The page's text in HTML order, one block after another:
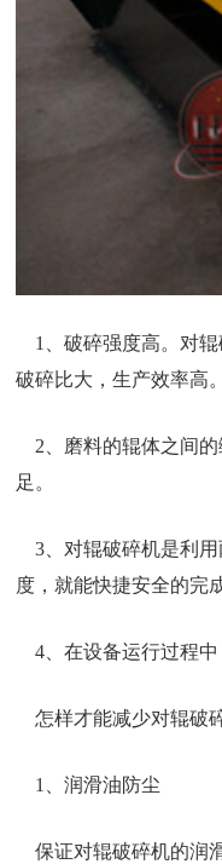
1、破碎强度高。对辊
破碎比大，生产效率高。
2、磨料的辊体之间的
足。
3、对辊破碎机是利用
度，就能快捷安全的完
4、在设备运行过程中
怎样才能减少对辊破
1、润滑油防尘
保证对辊破碎机的润